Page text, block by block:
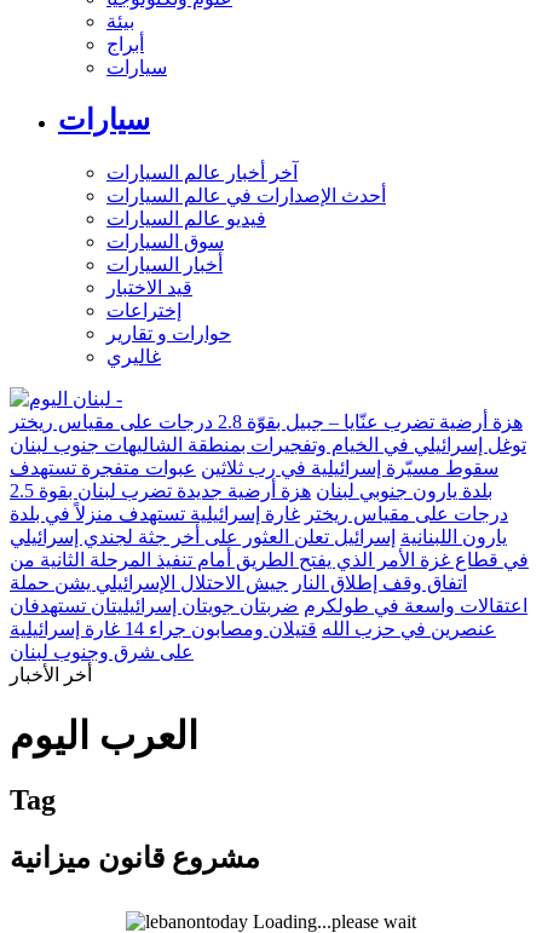
بيئة
أبراج
سيارات
سيارات
آخر أخبار عالم السيارات
أحدث الإصدارات في عالم السيارات
فيديو عالم السيارات
سوق السيارات
أخبار السيارات
قيد الاختبار
إختراعات
حوارات و تقارير
غاليري
هزة أرضية تضرب عنّايا – جبيل بقوّة 2.8 درجات على مقياس ريختر
توغل إسرائيلي في الخيام وتفجيرات بمنطقة الشاليهات جنوب لبنان
سقوط مسيّرة إسرائيلية في رب ثلاثين عبوات متفجرة تستهدف
بلدة يارون جنوبي لبنان
هزة أرضية جديدة تضرب لبنان بقوة 2.5
درجات على مقياس ريختر غارة إسرائيلية تستهدف منزلاً في بلدة
يارون اللبنانية إسرائيل تعلن العثور على أخر جثة لجندي إسرائيلي
في قطاع غزة الأمر الذي يفتح الطريق أمام تنفيذ المرحلة الثانية من
اتفاق وقف إطلاق النار جيش الاحتلال الإسرائيلي يشن حملة
اعتقالات واسعة في طولكرم ضربتان جويتان إسرائيليتان تستهدفان
عنصرين في حزب الله
قتيلان ومصابون جراء 14 غارة إسرائيلية
على شرق وجنوب لبنان
أخر الأخبار
العرب اليوم
Tag
مشروع قانون ميزانية
Loading...please wait